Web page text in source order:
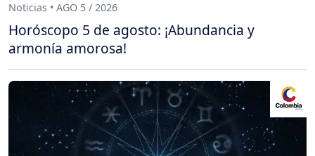
Noticias • AGO 5 / 2026
Horóscopo 5 de agosto: ¡Abundancia y
armonía amorosa!